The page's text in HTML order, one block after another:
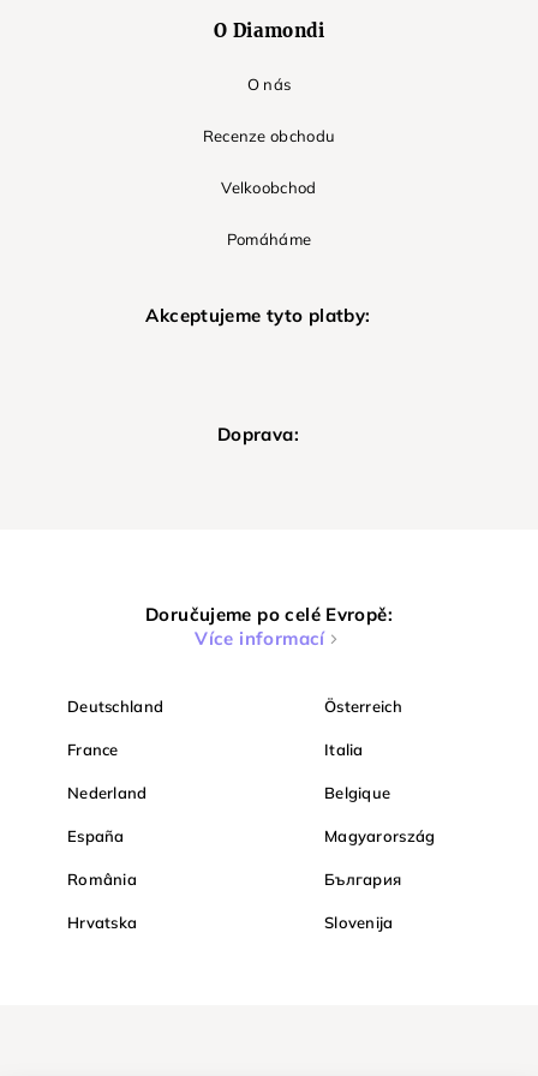
O Diamondi
O nás
Recenze obchodu
Velkoobchod
Pomáháme
Akceptujeme tyto platby:
Doprava:
Doručujeme po celé Evropě:
Více informací
Deutschland Österreich
France Italia
Nederland Belgique
España Magyarország
România България
Hrvatska Slovenija